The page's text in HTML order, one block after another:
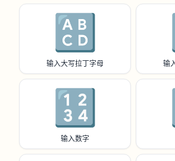
🔠
输入大写拉丁字母 输
🔢
输入数字